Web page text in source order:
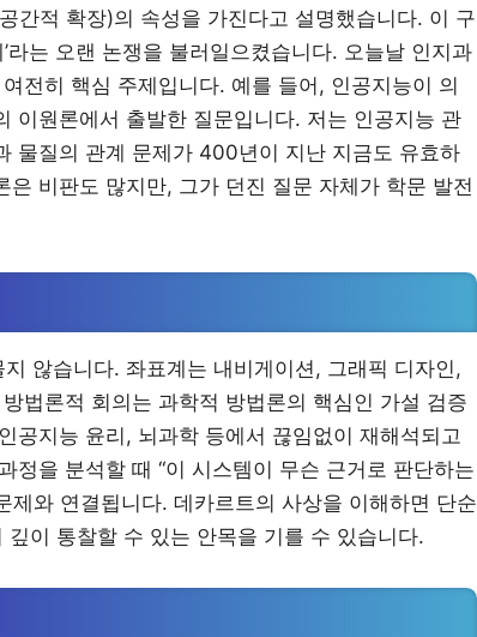
간적 확장)의 속성을 가진다고 설명했습니다. 이 구
라는 오랜 논쟁을 불러일으켰습니다. 오늘날 인지과
전히 핵심 주제입니다. 예를 들어, 인공지능이 의
이원론에서 출발한 질문입니다. 저는 인공지능 관
물질의 관계 문제가 400년이 지난 지금도 유효하
비판도 많지만, 그가 던진 질문 자체가 학문 발전
않습니다. 좌표계는 내비게이션, 그래픽 디자인,
법론적 회의는 과학적 방법론의 핵심인 가설 검증
공지능 윤리, 뇌과학 등에서 끊임없이 재해석되고
정을 분석할 때 “이 시스템이 무슨 근거로 판단하는
제와 연결됩니다. 데카르트의 사상을 이해하면 단순
이 통찰할 수 있는 안목을 기를 수 있습니다.